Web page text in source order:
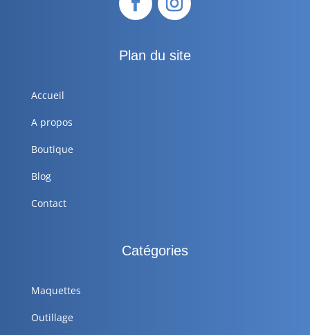
Plan du site
Accueil
A propos
Boutique
Blog
Contact
Catégories
Maquettes
Outillage